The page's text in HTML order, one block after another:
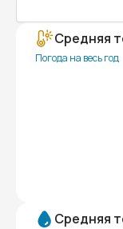
Средняя
Погода на весь год
Средняя